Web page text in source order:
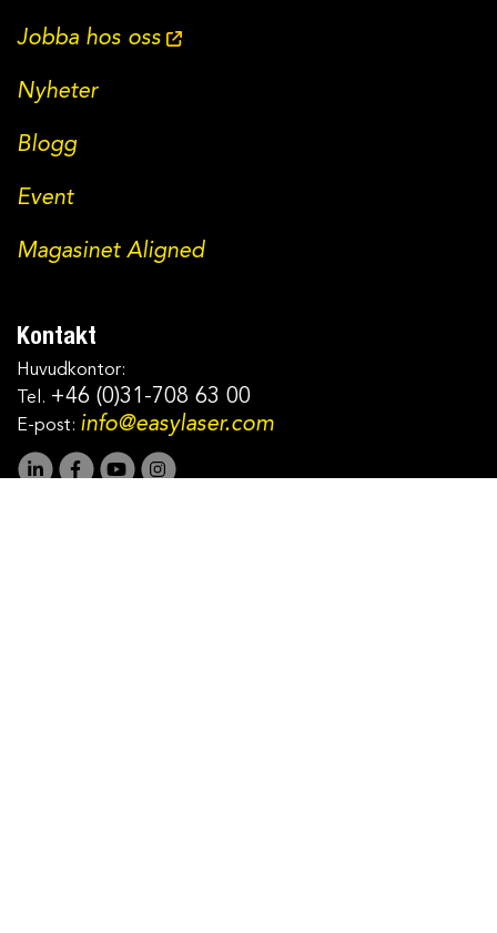
Jobba hos oss
Nyheter
Blogg
Event
Magasinet Aligned
Kontakt
Huvudkontor:
Tel. +46 (0)31-708 63 00
E-post: info@easylaser.com